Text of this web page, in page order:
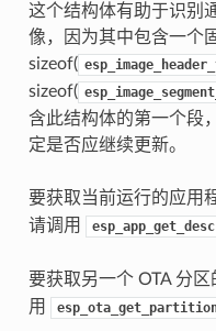
这个结构体有助于识别
像，因为其中包含一个
sizeof(
sizeof(
含此结构体的第一个段
定是否应继续更新。
要获取当前运行的应用
请调用
要获取另一个 OTA 分区
用